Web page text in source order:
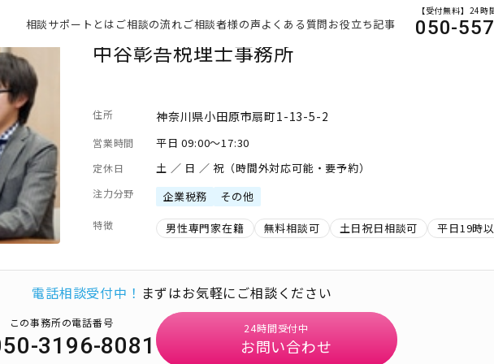
相談サポートとは ご相談の流れご相談者様の声よくある質問お役立ち記事
【受付無料】24
050-
中谷彰吾税理士事務所
住所 神奈川県小田原市扇町1-13-5-2
営業時間 平日 09:00～17:30
定休日 土 ／ 日 ／ 祝（時間外対応可能・要予約）
注力分野 企業税務 その他
特徴 男性専門家在籍 無料相談可 土日祝日相談可 平日19時
電話相談受付中！ まずはお気軽にご相談ください
この事務所の電話番号
3196-8081
24時間受付中
お問い合わせ